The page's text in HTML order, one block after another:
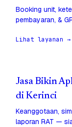
Booking unit,
pembayaran, &
Lihat layanan →
Jasa Bikin
di Kerinci
Keanggotaan,
laporan RAT —